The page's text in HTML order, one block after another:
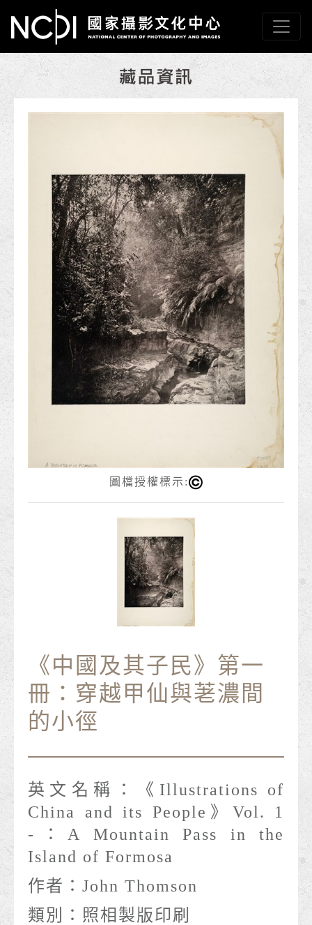
跳到主要內容
國家攝影文化中心
網頁導覽
圖檔授權標示:
《中國及其子民》第一
冊：穿越甲仙與荖濃間
的小徑
英文名稱：
《Illustrations of
China and its People》Vol. 1
-：A Mountain Pass in the
Island of Formosa
作者： John Thomson
類別： 照相製版印刷